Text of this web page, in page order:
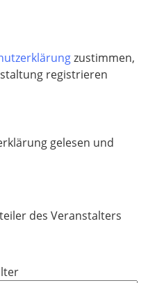
zustimmen,
registrieren
gelesen und
des Veranstalters